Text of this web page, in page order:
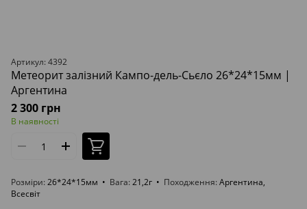
Артикул: 4392
Метеорит залізний Кампо-дель-Сьєло 26*24*15мм |
Аргентина
2 300 грн
В наявності
Розміри 26*24*15мм Вага 21,2г Походження Аргентина,
Всесвіт